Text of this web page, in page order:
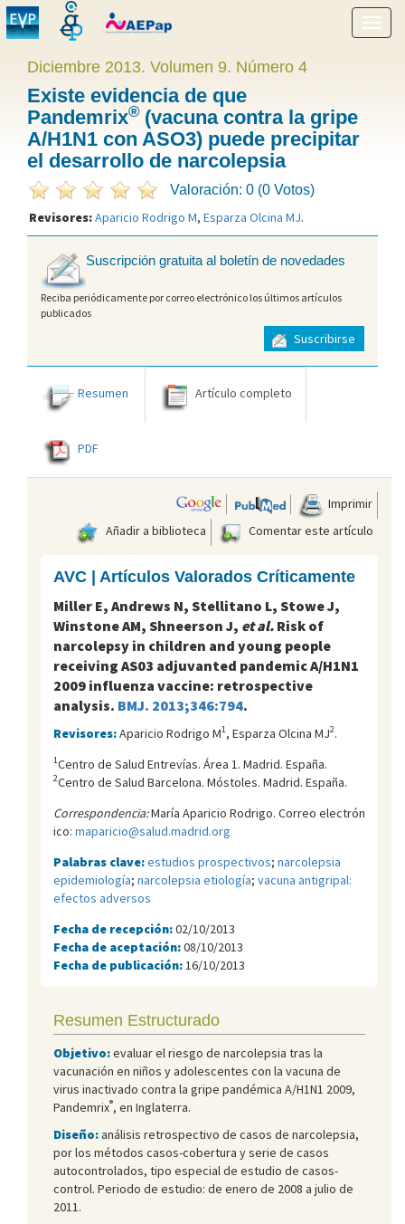
menú
Diciembre 2013. Volumen 9. Número 4
Existe evidencia de que
Pandemrix® (vacuna contra la gripe
A/H1N1 con ASO3) puede precipitar
el desarrollo de narcolepsia
Valoración: 0 (0 Votos)
Revisores:Aparicio Rodrigo M, Esparza Olcina MJ.
Suscripción gratuita al boletín de novedades
Reciba periódicamente por correo electrónico los últimos artículos
publicados
Suscribirse
Resumen Artículo completo
PDF
Imprimir
Añadir a biblioteca
Comentar este artículo
AVC | Artículos Valorados Críticamente
Miller E, Andrews N, Stellitano L, Stowe J,
Winstone AM, Shneerson J, et al. Risk of
narcolepsy in children and young people
receiving AS03 adjuvanted pandemic A/H1N1
2009 influenza vaccine: retrospective
analysis. BMJ. 2013;346:794.
Revisores:Aparicio Rodrigo M1, Esparza Olcina MJ2.
1Centro de Salud Entreví­as. Área 1. Madrid. España.
2Centro de Salud Barcelona. Móstoles. Madrid. España.
Correspondencia:María Aparicio Rodrigo. Correo electrón
ico: maparicio@salud.madrid.org
Palabras clave:estudios prospectivos; narcolepsia
epidemiología; narcolepsia etiología; vacuna antigripal:
efectos adversos
Fecha de recepción:02/10/2013
Fecha de aceptación:08/10/2013
Fecha de publicación: 16/10/2013
Resumen Estructurado
Objetivo:evaluar el riesgo de narcolepsia tras la
vacunación en niños y adolescentes con la vacuna de
virus inactivado contra la gripe pandémica A/H1N1 2009,
Pandemrix®, en Inglaterra.
Diseño:análisis retrospectivo de casos de narcolepsia,
por los métodos casos-cobertura y serie de casos
autocontrolados, tipo especial de estudio de casos-
control. Periodo de estudio: de enero de 2008 a julio de
2011.